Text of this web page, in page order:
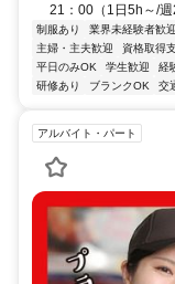
21：00（1日5h～/
制服あり 業界未経験者歓迎
主婦・主夫歓迎
資格取得
平日のみOK
学生歓迎 経
研修あり
ブランクOK 交
アルバイト・パート